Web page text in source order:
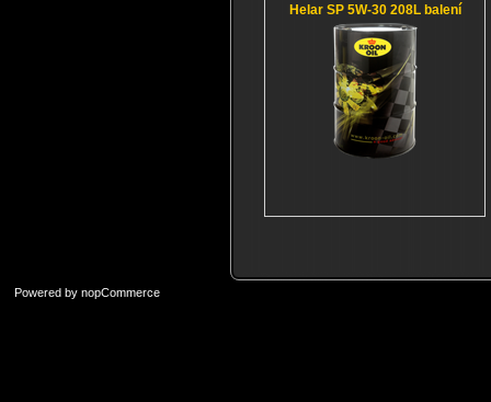
Helar SP 5W-30 208L balení
Powered by nopCommerce